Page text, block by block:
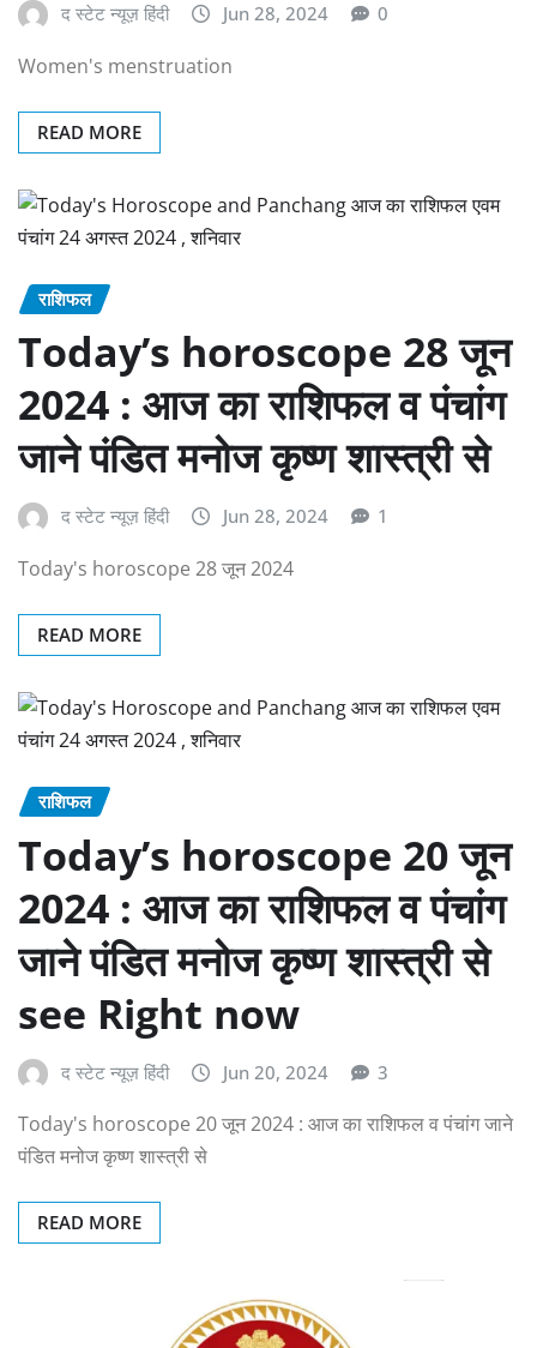
द स्टेट न्यूज़ हिंदी Jun 28, 2024 0
Women's menstruation
READ MORE
राशिफल
Today’s horoscope 28 जून
2024 : आज का राशिफल व पंचांग
जाने पंडित मनोज कृष्ण शास्त्री से
द स्टेट न्यूज़ हिंदी Jun 28, 2024 1
Today's horoscope 28 जून 2024
READ MORE
राशिफल
Today’s horoscope 20 जून
2024 : आज का राशिफल व पंचांग
जाने पंडित मनोज कृष्ण शास्त्री से
see Right now
द स्टेट न्यूज़ हिंदी Jun 20, 2024 3
Today's horoscope 20 जून 2024 : आज का राशिफल व पंचांग जाने
पंडित मनोज कृष्ण शास्त्री से
READ MORE